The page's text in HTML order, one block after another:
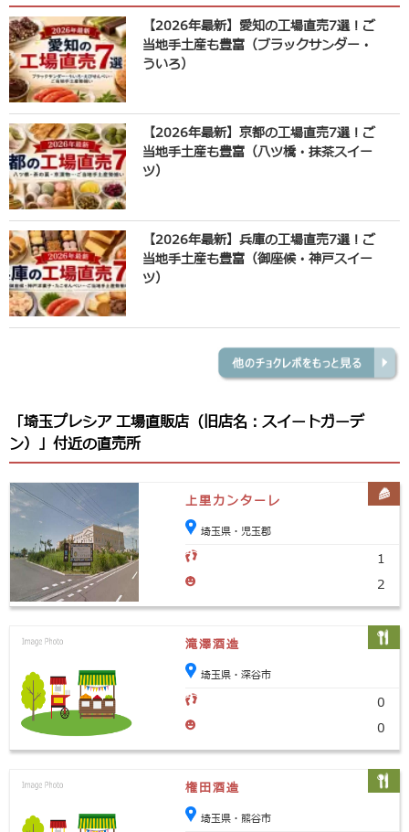
【2026年最新】愛知の工場直売7選！ご
当地手土産も豊富（ブラックサンダー・
ういろ）
【2026年最新】京都の工場直売7選！ご
当地手土産も豊富（八ツ橋・抹茶スイー
ツ）
【2026年最新】兵庫の工場直売7選！ご
当地手土産も豊富（御座候・神戸スイー
ツ）
「埼玉プレシア 工場直販店（旧店名：スイートガーデ
ン）」付近の直売所
上里カンターレ
埼玉県・児玉郡
1
2
滝澤酒造
埼玉県・深谷市
0
0
権田酒造
埼玉県・熊谷市